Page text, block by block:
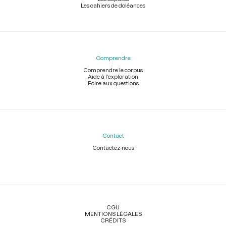
Les cahiers de doléances
Comprendre
Comprendre le corpus
Aide à l'exploration
Foire aux questions
Contact
Contactez-nous
Légal
CGU
MENTIONS LÉGALES
CRÉDITS